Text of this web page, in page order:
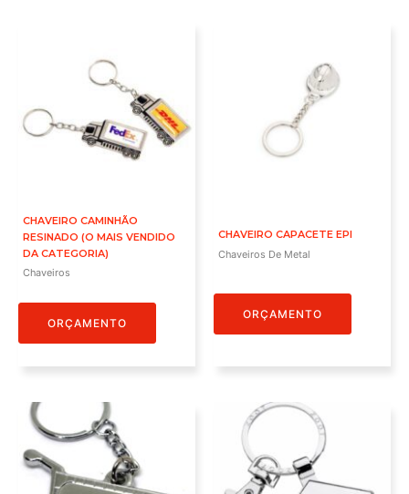
CHAVEIRO CAMINHÃO
RESINADO (O MAIS VENDIDO
DA CATEGORIA)
Chaveiros
ORÇAMENTO
CHAVEIRO CAPACETE EPI
Chaveiros De Metal
ORÇAMENTO